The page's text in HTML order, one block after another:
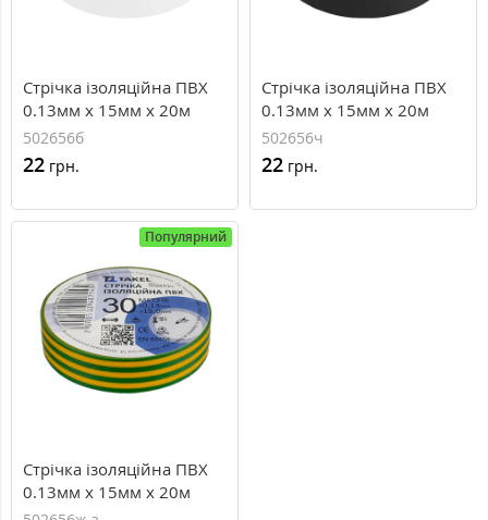
Стрічка ізоляційна ПВХ
0.13мм х 15мм х 20м
502656б
22 грн.
Стрічка ізоляційна ПВХ
0.13мм х 15мм х 20м
502656ч
22 грн.
Популярний
Стрічка ізоляційна ПВХ
0.13мм х 15мм х 20м